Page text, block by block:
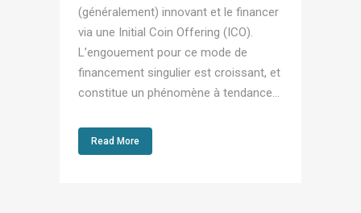
(généralement) innovant et le financer
via une Initial Coin Offering (ICO).
L’engouement pour ce mode de
financement singulier est croissant, et
constitue un phénomène à tendance...
Read More